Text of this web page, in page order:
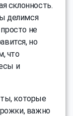
склонность.
делимся
не
но
что
и
которые
важно